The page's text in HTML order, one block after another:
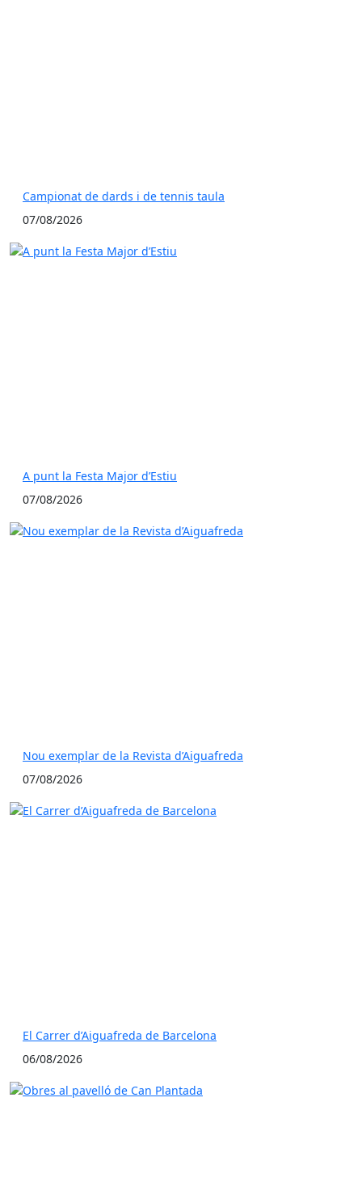
Campionat de dards i de tennis taula
07/08/2026
A punt la Festa Major d’Estiu
07/08/2026
Nou exemplar de la Revista d’Aiguafreda
07/08/2026
El Carrer d’Aiguafreda de Barcelona
06/08/2026